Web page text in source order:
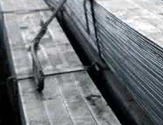
有下
——